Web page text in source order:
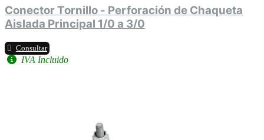
Conector Tornillo - Perforación de Chaqueta
Aislada Principal 1/0 a 3/0
Consultar
IVA Incluido